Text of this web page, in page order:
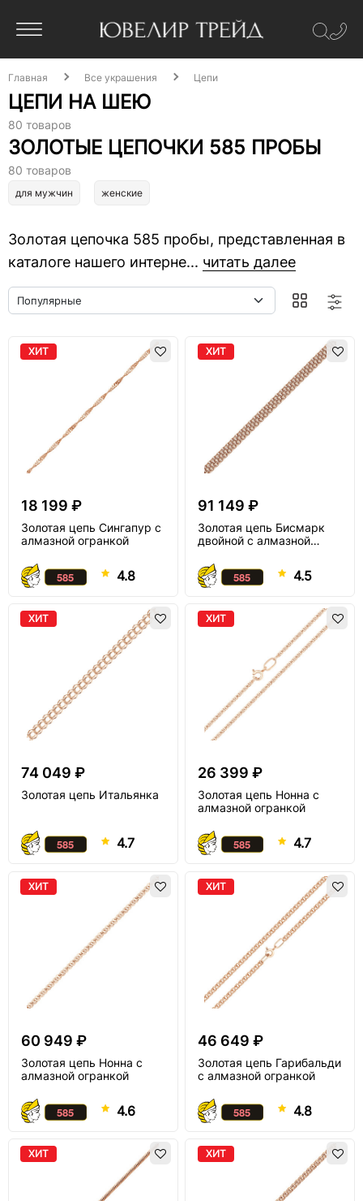
Главная Все украшения Цепи
ЦЕПИ НА ШЕЮ
80 товаров
ЗОЛОТЫЕ ЦЕПОЧКИ 585 ПРОБЫ
80 товаров
для мужчин женские
Золотая цепочка 585 пробы, представленная в
каталоге нашего интерне... читать далее
ХИТ
18 199 ₽
Золотая цепь Сингапур с
алмазной огранкой
4.8
ХИТ
91 149 ₽
Золотая цепь Бисмарк
двойной с алмазной
4.5
ХИТ
74 049 ₽
Золотая цепь Итальянка
4.7
ХИТ
26 399 ₽
Золотая цепь Нонна с
алмазной огранкой
4.7
ХИТ
60 949 ₽
Золотая цепь Нонна с
алмазной огранкой
4.6
ХИТ
46 649 ₽
Золотая цепь Гарибальди
с алмазной огранкой
4.8
ХИТ ХИТ